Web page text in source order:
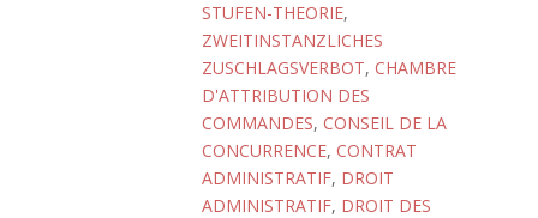
STUFEN-THEORIE,
ZWEITINSTANZLICHES
ZUSCHLAGSVERBOT, CHAMBRE
D'ATTRIBUTION DES
COMMANDES, CONSEIL DE LA
CONCURRENCE, CONTRAT
ADMINISTRATIF, DROIT
ADMINISTRATIF, DROIT DES